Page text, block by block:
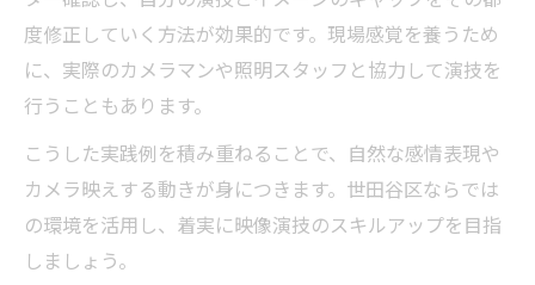
度修正していく方法が効果的です。現場感覚を養うため
に、実際のカメラマンや照明スタッフと協力して演技を
行うこともあります。
こうした実践例を積み重ねることで、自然な感情表現や
カメラ映えする動きが身につきます。世田谷区ならでは
の環境を活用し、着実に映像演技のスキルアップを目指
しましょう。